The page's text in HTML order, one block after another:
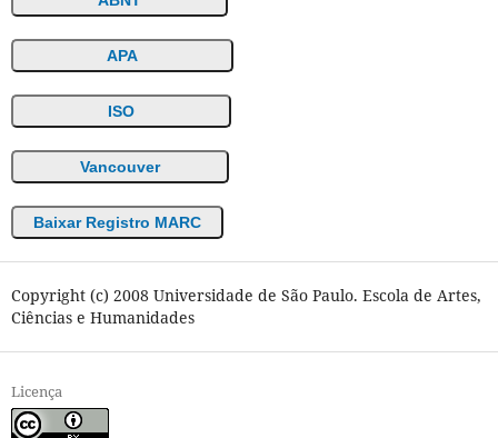
APA
ISO
Vancouver
Baixar Registro MARC
Copyright (c) 2008 Universidade de São Paulo. Escola de Artes,
Ciências e Humanidades
Licença